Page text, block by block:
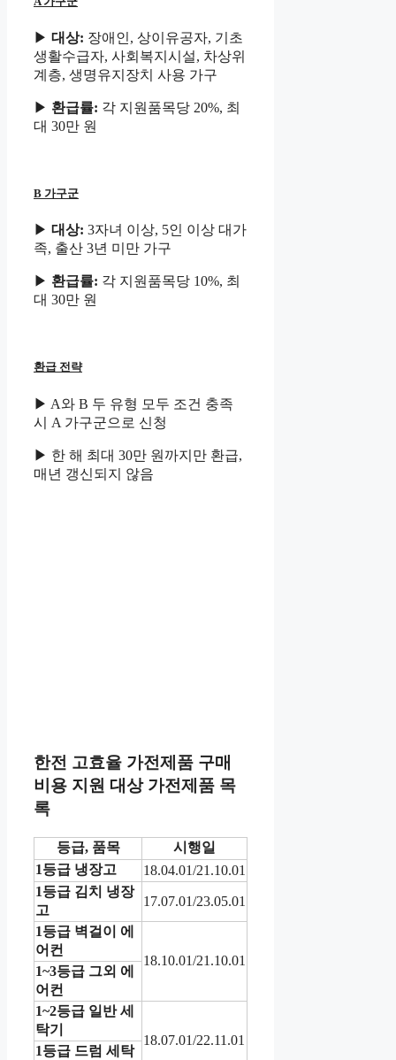
▶ 대상: 장애인, 상이유공자, 기초
생활수급자, 사회복지시설, 차상위
계층, 생명유지장치 사용 가구
▶ 환급률: 각 지원품목당 20%, 최
대 30만 원
B 가구군
▶ 대상: 3자녀 이상, 5인 이상 대가
족, 출산 3년 미만 가구
▶ 환급률: 각 지원품목당 10%, 최
대 30만 원
환급 전략
▶ A와 B 두 유형 모두 조건 충족
시 A 가구군으로 신청
▶ 한 해 최대 30만 원까지만 환급,
매년 갱신되지 않음
한전 고효율 가전제품 구매
비용 지원 대상 가전제품 목
록
등급, 품목
시행일
1등급 냉장고
18.04.01/21.10.01
1등급 김치 냉장
고
17.07.01/23.05.01
1등급 벽걸이 에
어컨
18.10.01/21.10.01
1~3등급 그외 에
어컨
1~2등급 일반 세
탁기
18.07.01/22.11.01
1등급 드럼 세탁